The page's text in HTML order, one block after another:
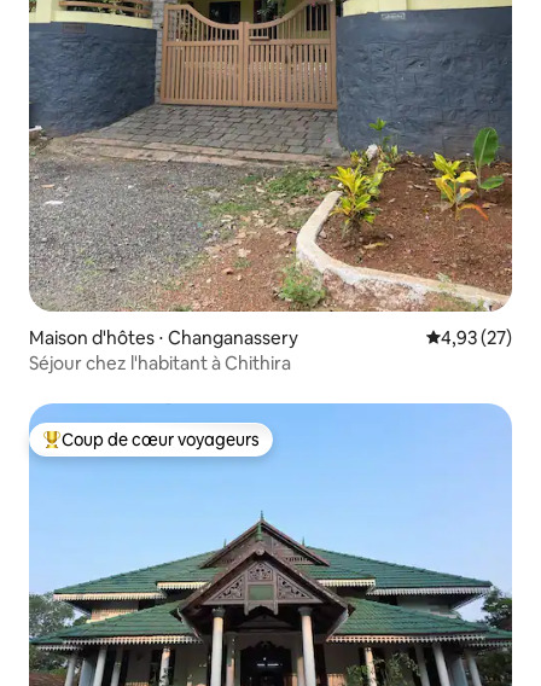
Maison d'hôtes ⋅ Changanassery Évaluation
4,93 (27)
Séjour chez l'habitant à Chithira
Coups de cœur voyageurs les plus appréciés
Coup de cœur voyageurs